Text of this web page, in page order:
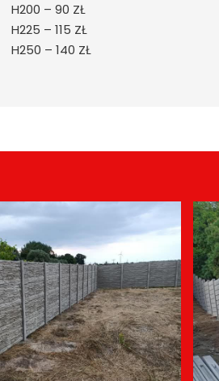
H200 – 90 ZŁ
H225 – 115 ZŁ
H250 – 140 ZŁ